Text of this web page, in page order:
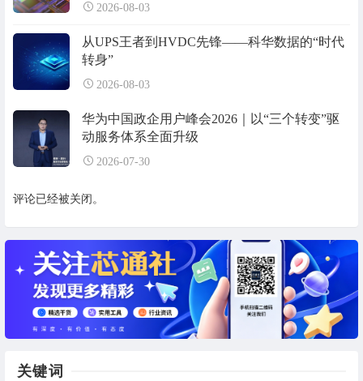
2026-08-03
从UPS王者到HVDC先锋——科华数据的“时代
转身”
2026-08-03
华为中国政企用户峰会2026｜以“三个转变”驱
动服务体系全面升级
2026-07-30
评论已经被关闭。
关键词